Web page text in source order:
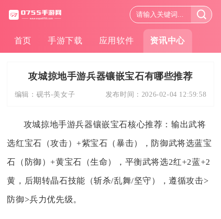
首页 手游下载 应用软件 资讯中心
攻城掠地手游兵器镶嵌宝石有哪些推荐
编辑： 砚书-美女子 发布时间： 2026-02-04 12:59:58
攻城掠地手游兵器镶嵌宝石核心推荐：输出武将
选红宝石（攻击）+紫宝石（暴击），防御武将选蓝宝
石（防御）+黄宝石（生命），平衡武将选2红+2蓝+2
黄，后期转晶石技能（斩杀/乱舞/坚守），遵循攻击>
防御>兵力优先级。